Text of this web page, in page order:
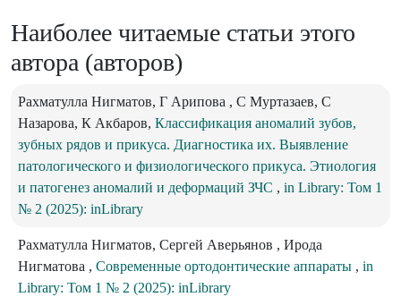
Наиболее читаемые статьи этого
автора (авторов)
Рахматулла Нигматов, Г Арипова , C Муртазаев, С
Назарова, К Акбаров, Классификация аномалий зубов,
зубных рядов и прикуса. Диагностика их. Выявление
патологического и физиологического прикуса. Этиология
и патогенез аномалий и деформаций ЗЧС , in Library: Том 1
№ 2 (2025): inLibrary
Рахматулла Нигматов, Сергей Аверьянов , Ирода
Нигматова , Современные ортодонтические аппараты , in
Library: Том 1 № 2 (2025): inLibrary